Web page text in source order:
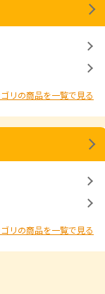
リの商品を一覧で見る
リの商品を一覧で見る